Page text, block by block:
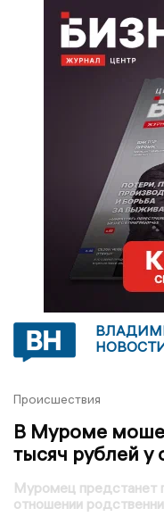
Происшествия
В Муроме
тысяч рублей
Муромец предстанет
отношении